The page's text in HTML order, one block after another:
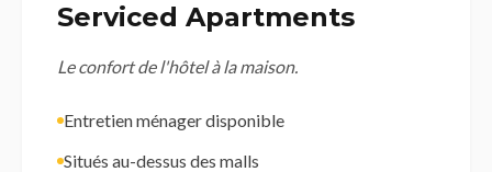
Serviced Apartments
Le confort de l'hôtel à la maison.
Entretien ménager disponible
Situés au-dessus des malls